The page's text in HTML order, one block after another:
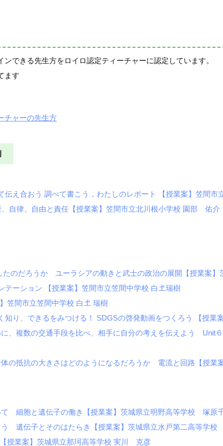
できる先生方をロイロ認定ティーチャーに認定しています。
ます
チャーの先生方
え合おう 調べて書こう，わたしのレポート 【授業案】笠間市
自律、自由と責任【授業案】笠間市立北川根小学校 園部 佑介
のだろうか ユーラシアの動きと武士の政治の展開【授業案
ーション 【授業案】笠間市立笠間中学校 白𡈽瑞樹
笠間市立笠間中学校 白𡈽 瑞樹
知り、できるをみつける！ SDGSの啓発動画をつくろう 【授
複数の交通手段を比べ、相手に自分の考えを伝えよう Unit６
抵抗の大きさはどのようになるだろうか 電流と回路【授業
細胞と遺伝子の働き【授業案】茨城県立明野高等学校 塚原
遺伝子とそのはたらき【授業案】茨城県立水戸第二高等学校
授業案】茨城県立那珂高等学校 実川 克彦